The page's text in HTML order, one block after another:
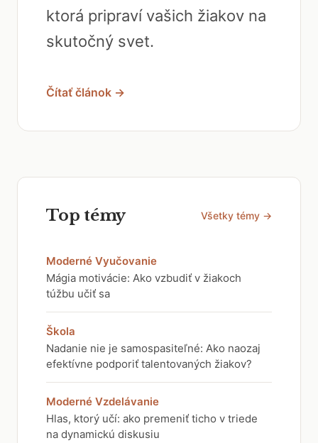
ktorá pripraví vašich žiakov na
skutočný svet.
Čítať článok →
Top témy Všetky témy →
Moderné Vyučovanie
Mágia motivácie: Ako vzbudiť v žiakoch
túžbu učiť sa
Škola
Nadanie nie je samospasiteľné: Ako naozaj
efektívne podporiť talentovaných žiakov?
Moderné Vzdelávanie
Hlas, ktorý učí: ako premeniť ticho v triede
na dynamickú diskusiu